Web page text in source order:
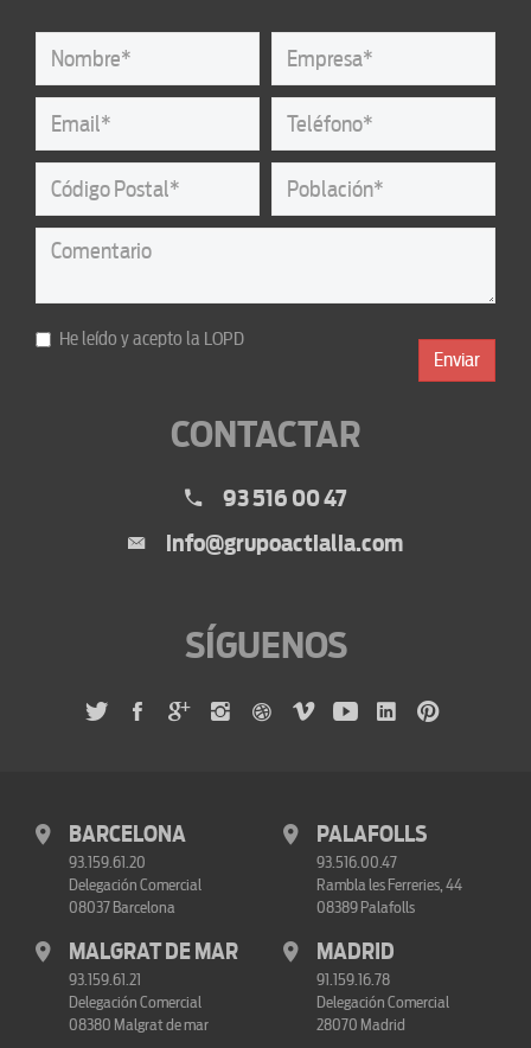
He leído y acepto la LOPD
Enviar
CONTACTAR
93 516 00 47
info@grupoactialia.com
SÍGUENOS
BARCELONA
93.159.61.20
Delegación Comercial
08037 Barcelona
PALAFOLLS
93.516.00.47
Rambla les Ferreries, 44
08389 Palafolls
MALGRAT DE MAR
93.159.61.21
Delegación Comercial
08380 Malgrat de mar
MADRID
91.159.16.78
Delegación Comercial
28070 Madrid